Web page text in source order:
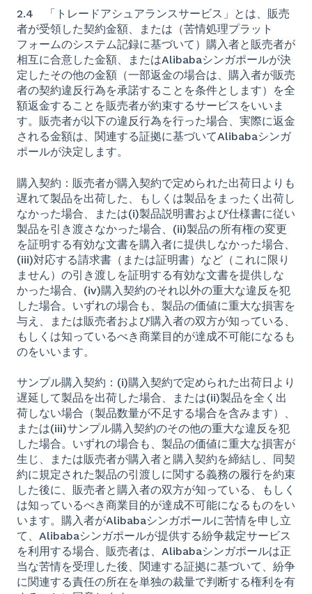
2.4 「トレードアシュアランスサービス」とは、販売
者が受領した契約金額、または（苦情処理プラット
フォームのシステム記録に基づいて）購入者と販売者が
相互に合意した金額、またはAlibabaシンガポールが決
定したその他の金額（一部返金の場合は、購入者が販売
者の契約違反行為を承諾することを条件とします）を全
額返金することを販売者が約束するサービスをいいま
す。販売者が以下の違反行為を行った場合、実際に返金
される金額は、関連する証拠に基づいてAlibabaシンガ
ポールが決定します。
購入契約：販売者が購入契約で定められた出荷日よりも
遅れて製品を出荷した、もしくは製品をまったく出荷し
なかった場合、または(i)製品説明書および仕様書に従い
製品を引き渡さなかった場合、(ii)製品の所有権の変更
を証明する有効な文書を購入者に提供しなかった場合、
(iii)対応する請求書（または証明書）など（これに限り
ません）の引き渡しを証明する有効な文書を提供しな
かった場合、(iv)購入契約のそれ以外の重大な違反を犯
した場合。いずれの場合も、製品の価値に重大な損害を
与え、または販売者および購入者の双方が知っている、
もしくは知っているべき商業目的が達成不可能になるも
のをいいます。
サンプル購入契約：(i)購入契約で定められた出荷日より
遅延して製品を出荷した場合、または(ii)製品を全く出
荷しない場合（製品数量が不足する場合を含みます）、
または(iii)サンプル購入契約のその他の重大な違反を犯
した場合。いずれの場合も、製品の価値に重大な損害が
生じ、または販売者が購入者と購入契約を締結し、同契
約に規定された製品の引渡しに関する義務の履行を約束
した後に、販売者と購入者の双方が知っている、もしく
は知っているべき商業目的が達成不可能になるものをい
います。購入者がAlibabaシンガポールに苦情を申し立
て、Alibabaシンガポールが提供する紛争裁定サービス
を利用する場合、販売者は、Alibabaシンガポールは正
当な苦情を受理した後、関連する証拠に基づいて、紛争
に関連する責任の所在を単独の裁量で判断する権利を有